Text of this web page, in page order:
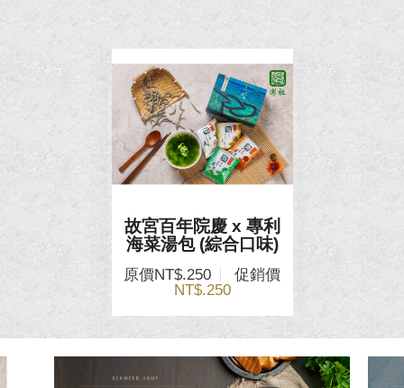
故宮百年院慶 x 專利
海菜湯包 (綜合口味)
原價NT$.250
促銷價
NT$.250